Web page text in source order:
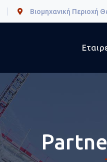
Βιομηχανική Περιοχή